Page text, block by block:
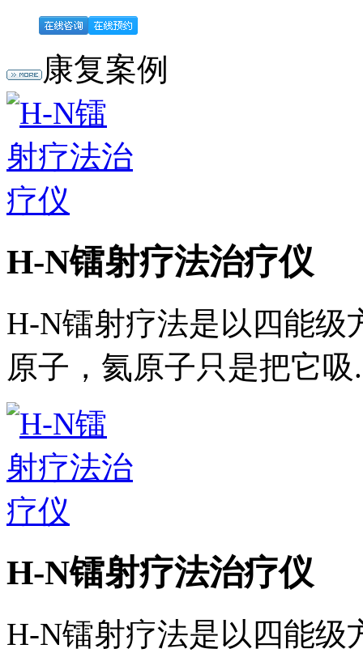
康复案例
H-N镭射疗法治疗仪
H-N镭射疗法是以四能级
原子，氦原子只是把它吸
H-N镭射疗法治疗仪
H-N镭射疗法是以四能级